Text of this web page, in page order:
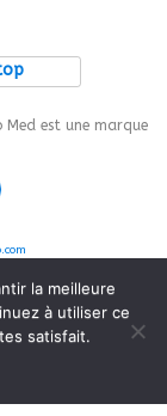
Med est une marque
la meilleure
à utiliser ce
satisfait.